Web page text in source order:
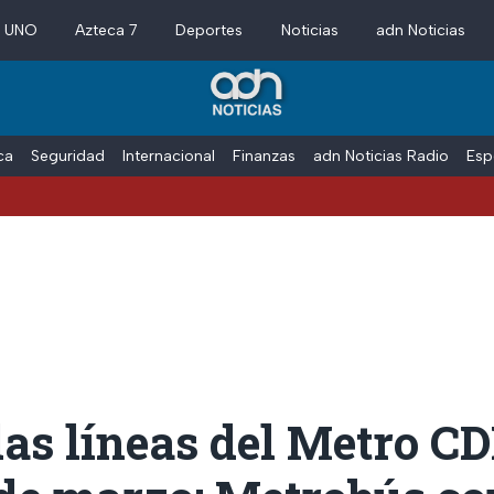
Azteca 7 Deportes Noticias adn Noticias
Seguridad Internacional Finanzas adn Noticias Radio
líneas del Metro